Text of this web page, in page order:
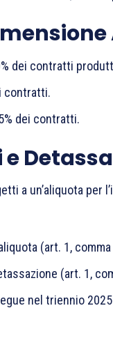
dei contratti
contratti.
dei contratti.
a un’aliquota per
(art. 1,
(art. 1,
nel triennio